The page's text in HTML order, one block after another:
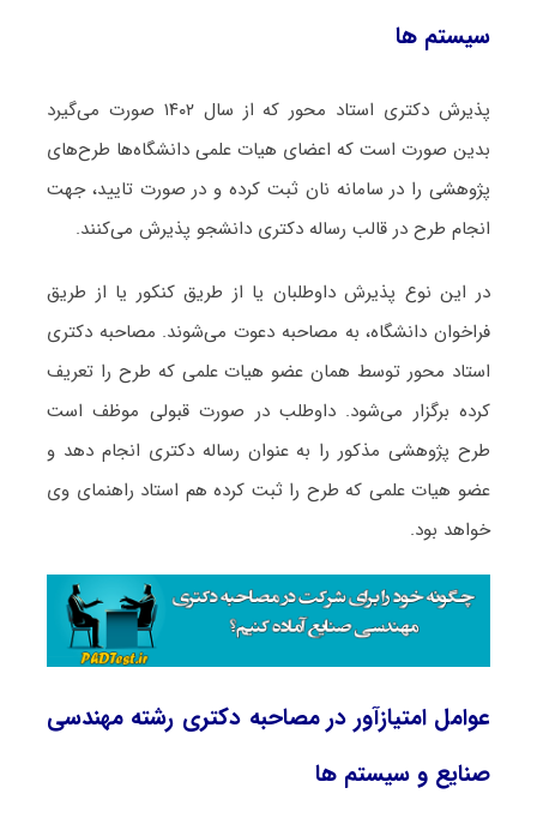
سیستم ها
پذیرش دکتری استاد محور که از سال ۱۴۰۲ صورت می‌گیرد
بدین صورت است که اعضای هیات علمی دانشگاه‌ها طرح‌های
پژوهشی را در سامانه نان ثبت کرده و در صورت تایید، جهت
انجام طرح در قالب رساله دکتری دانشجو پذیرش می‌کنند.
در این نوع پذیرش داوطلبان یا از طریق کنکور یا از طریق
فراخوان دانشگاه، به مصاحبه دعوت می‌شوند. مصاحبه دکتری
استاد محور توسط همان عضو هیات علمی که طرح را تعریف
کرده برگزار می‌شود. داوطلب در صورت قبولی موظف است
طرح پژوهشی مذکور را به عنوان رساله دکتری انجام دهد و
عضو هیات علمی که طرح را ثبت کرده هم استاد راهنمای وی
خواهد بود.
عوامل امتیازآور در مصاحبه دکتری رشته مهندسی
صنایع و سیستم ها